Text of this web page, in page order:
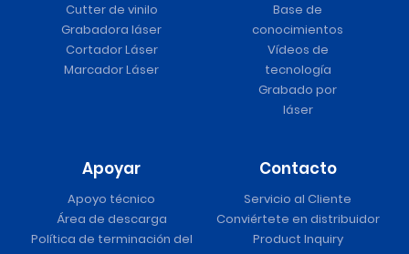
Cutter de vinilo
Grabadora láser
Cortador Láser
Marcador Láser
Base de
conocimientos
Vídeos de
tecnología
Grabado por
láser
Apoyar
Apoyo técnico
Área de descarga
Política de terminación del
Contacto
Servicio al Cliente
Conviértete en distribuidor
Product Inquiry